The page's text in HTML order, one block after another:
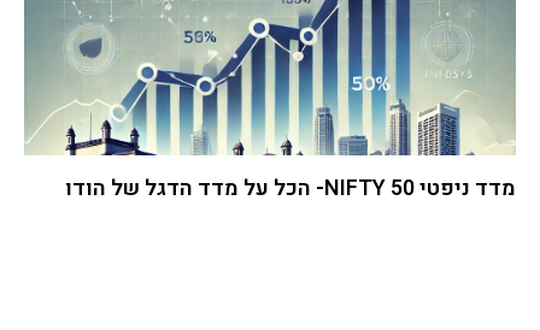
מדד ניפטי 50 NIFTY- הכל על מדד הדגל של הודו